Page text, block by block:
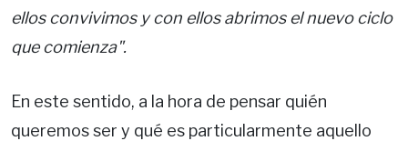
ellos convivimos y con ellos abrimos el nuevo ciclo
que comienza".
En este sentido, a la hora de pensar quién
queremos ser y qué es particularmente aquello